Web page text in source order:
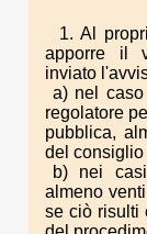
1. Al
apporre il
inviato
a) nel
regolatore
pubblica,
del consiglio
b) nei
almeno
se ciò risulti